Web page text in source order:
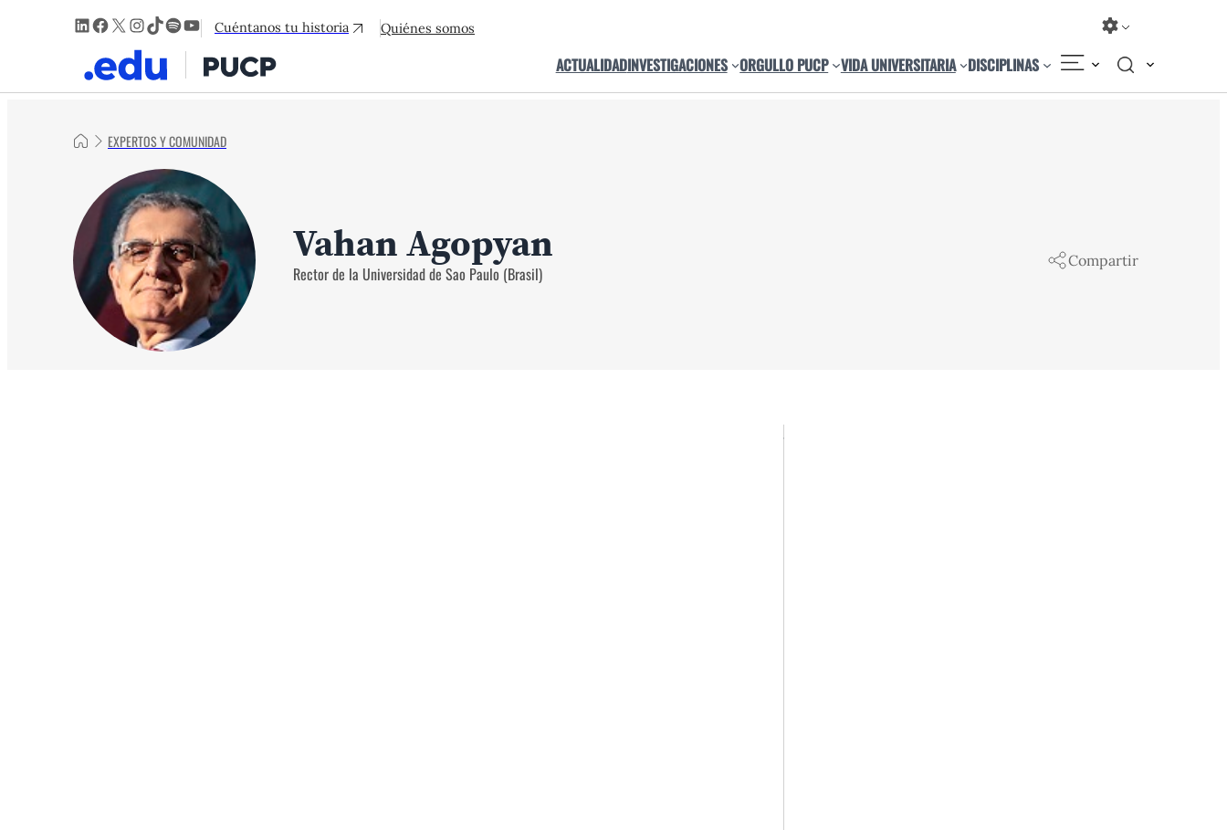
LinkedIn
Facebook
X Instagram
TikTok
Spotify
YouTube
Cuéntanos tu historia Quiénes somos
ACTUALIDADINVESTIGACIONES ORGULLO PUCP VIDA UNIVERSITARIA DISCIPLINAS
EXPERTOS Y COMUNIDAD
Vahan Agopyan
Rector de la Universidad de Sao Paulo (Brasil)
Compartir